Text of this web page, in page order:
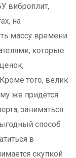
виброплит,
на
массу времени
которые
того, велик
же придётся
заниматься
способ
в
скупкой